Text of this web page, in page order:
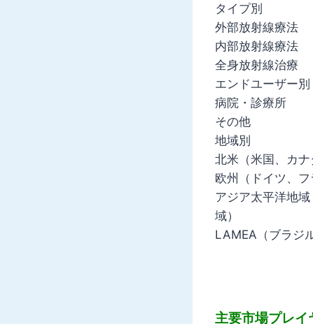
タイプ別
外部放射線療法
内部放射線療法
全身放射線治療
エンドユーザー別
病院・診療所
その他
地域別
北米（米国、カナ
欧州（ドイツ、
アジア太平洋地
域）
LAMEA（ブラジ
主要市場プレイ